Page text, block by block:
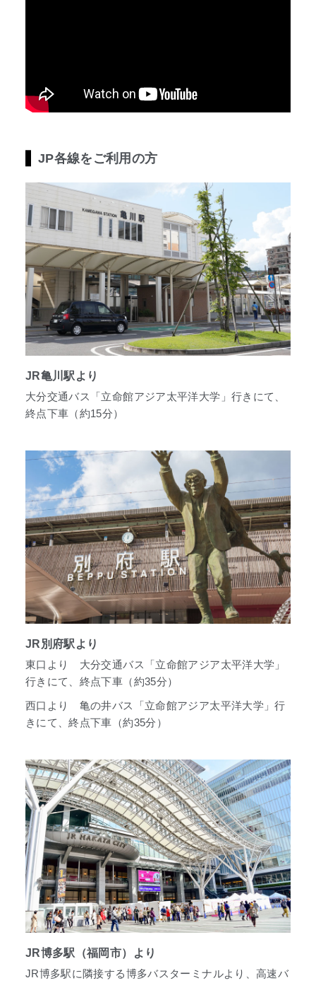
JP各線をご利用の方
JR亀川駅より
大分交通バス「立命館アジア太平洋大学」行きにて、
終点下車（約15分）
JR別府駅より
東口より 大分交通バス「立命館アジア太平洋大学」
行きにて、終点下車（約35分）
西口より 亀の井バス「立命館アジア太平洋大学」行
きにて、終点下車（約35分）
JR博多駅（福岡市）より
JR博多駅に隣接する博多バスターミナルより、高速バ